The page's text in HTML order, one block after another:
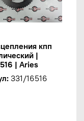
кпп
|
| Aries
331/16516